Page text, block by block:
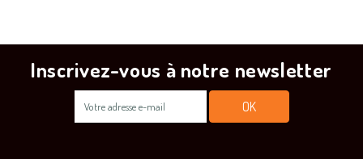
Inscrivez-vous à notre newsletter